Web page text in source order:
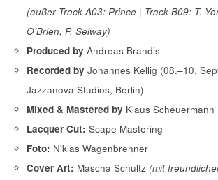
(außer Track A03: Prince | Track B09: T.
O’Brien, P. Selway)
Produced by Andreas Brandis
Recorded by Johannes Kellig (08.–10.
Jazzanova Studios, Berlin)
Mixed & Mastered by Klaus Scheuermann
Lacquer Cut: Scape Mastering
Foto: Niklas Wagenbrenner
Cover Art: Mascha Schultz (mit